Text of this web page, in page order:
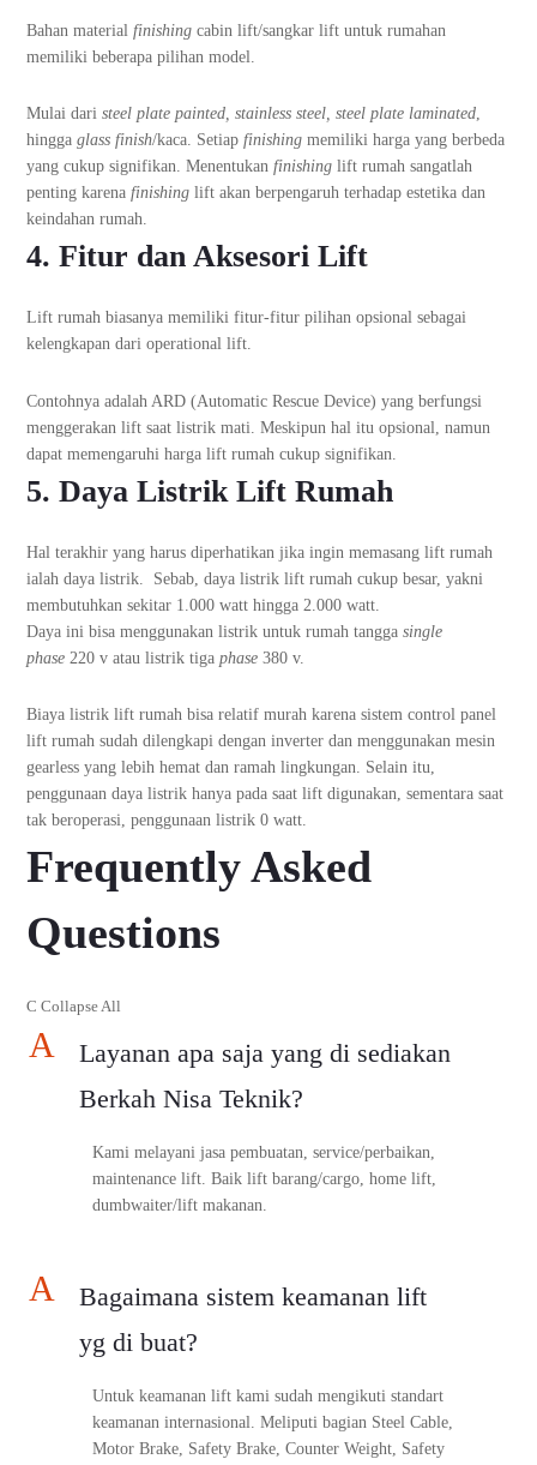
Bahan material finishing cabin lift/sangkar lift untuk rumahan
memiliki beberapa pilihan model.
Mulai daristeel plate painted, stainless steel, steel plate laminated
hinggaglass finish/kaca. Setiap finishing memiliki harga yang berbeda
yang cukup signifikan. Menentukan finishing lift rumah sangatlah
penting karena finishing lift akan berpengaruh terhadap estetika dan
keindahan rumah.
4. Fitur dan Aksesori Lift
Lift rumah biasanya memiliki fitur-fitur pilihan opsional sebagai
kelengkapan dari operational lift.
Contohnya adalah ARD (Automatic Rescue Device) yang berfungsi
menggerakan lift saat listrik mati. Meskipun hal itu opsional, namun
dapat memengaruhi harga lift rumah cukup signifikan.
5. Daya Listrik Lift Rumah
Hal terakhir yang harus diperhatikan jika ingin memasang lift rumah
ialah daya listrik. Sebab, daya listrik lift rumah cukup besar, yakni
membutuhkan sekitar 1.000 watt hingga 2.000 watt.
Daya ini bisa menggunakan listrik untuk rumah tanggasingle
phase 220 v atau listrik tigaphase380 v.
Biaya listrik lift rumah bisa relatif murah karena sistem control panel
lift rumah sudah dilengkapi dengan inverter dan menggunakan mesin
gearless yang lebih hemat dan ramah lingkungan. Selain itu,
penggunaan daya listrik hanya pada saat lift digunakan, sementara saat
tak beroperasi, penggunaan listrik 0 watt.
Frequently Asked
Questions
C Collapse All
A
Layanan apa saja yang di sediakan
Berkah Nisa Teknik?
Kami melayani jasa pembuatan, service/perbaikan,
maintenance lift. Baik lift barang/cargo, home lift,
dumbwaiter/lift makanan.
A
Bagaimana sistem keamanan lift
yg di buat?
Untuk keamanan lift kami sudah mengikuti standart
keamanan internasional. Meliputi bagian Steel Cable,
Motor Brake, Safety Brake, Counter Weight, Safety